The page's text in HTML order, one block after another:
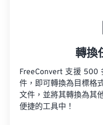
轉換
FreeConvert 支援 500
件，即可轉換為目標格
文件，並將其轉換為其
便捷的工具中！